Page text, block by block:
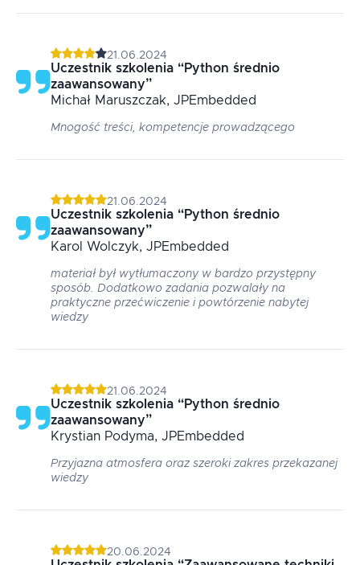
21.06.2024
Uczestnik szkolenia “Python średnio
zaawansowany”
Michał Maruszczak, JPEmbedded
Mnogość treści, kompetencje prowadzącego
21.06.2024
Uczestnik szkolenia “Python średnio
zaawansowany”
Karol
Wolczyk, JPEmbedded
materiał był wytłumaczony w bardzo przystępny
sposób. Dodatkowo zadania pozwalały na
praktyczne przećwiczenie i powtórzenie nabytej
wiedzy
21.06.2024
Uczestnik szkolenia “Python średnio
zaawansowany”
Krystian Podyma, JPEmbedded
Przyjazna atmosfera oraz szeroki zakres przekazanej
wiedzy
20.06.2024